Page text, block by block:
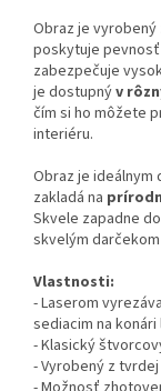
Obraz je
poskytuje
zabezpečuje
je dostupnýv
čím si ho môžete
interiéru.
Obraz je
zakladá na
Skvele zapadne
skvelým
Vlastnosti:
- Laserom
sediacim na
- Klasický
- Vyrobený z